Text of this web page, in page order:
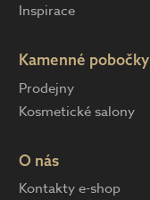
Inspirace
Kamenné pobočky
Prodejny
Kosmetické salony
O nás
Kontakty e-shop